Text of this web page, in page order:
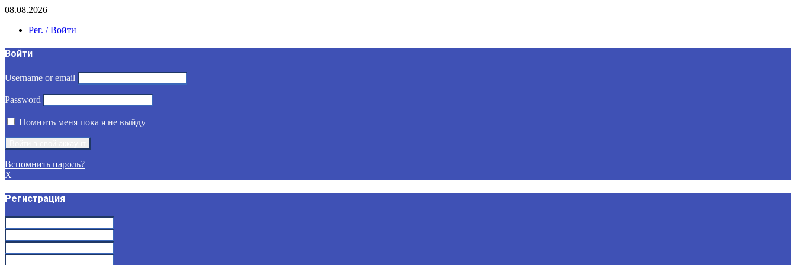
08.08.2026
Рег. / Войти
Войти
Username or email
Password
Помнить меня пока я не выйду
Вспомнить пароль?
X
Регистрация